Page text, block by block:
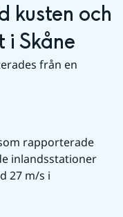
kusten och
i Skåne
från en
rapporterade
inlandsstationer
27 m/s i